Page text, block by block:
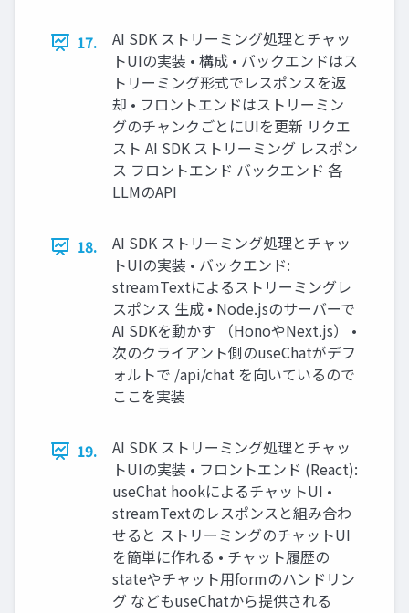
17.
AI SDK ストリーミング処理とチャッ
トUIの実装 • 構成 • バックエンドはス
トリーミング形式でレスポンスを返
却 • フロントエンドはストリーミン
グのチャンクごとにUIを更新 リクエ
スト AI SDK ストリーミング レスポン
ス フロントエンド バックエンド 各
LLMのAPI
18.
AI SDK ストリーミング処理とチャッ
トUIの実装 • バックエンド:
streamTextによるストリーミングレ
スポンス 生成 • Node.jsのサーバーで
AI SDKを動かす （HonoやNext.js） •
次のクライアント側のuseChatがデフ
ォルトで /api/chat を向いているので
ここを実装
19.
AI SDK ストリーミング処理とチャッ
トUIの実装 • フロントエンド (React):
useChat hookによるチャットUI •
streamTextのレスポンスと組み合わ
せると ストリーミングのチャットUI
を簡単に作れる • チャット履歴の
stateやチャット用formのハンドリン
グ などもuseChatから提供される